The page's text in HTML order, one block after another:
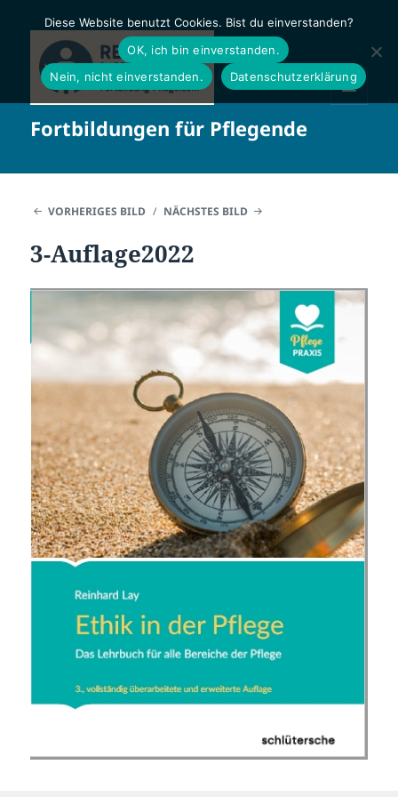
Fortbildungen für Pflegende
VORHERIGES BILD NÄCHSTES BILD
3-Auflage2022
Diese Website benutzt Cookies. Bist du einverstanden?
OK, ich bin einverstanden.
Nein, nicht einverstanden.
Datenschutzerklärung